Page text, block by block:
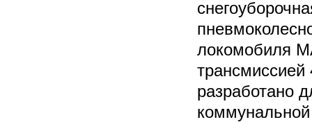
локомобиля
трансмиссией
разработано